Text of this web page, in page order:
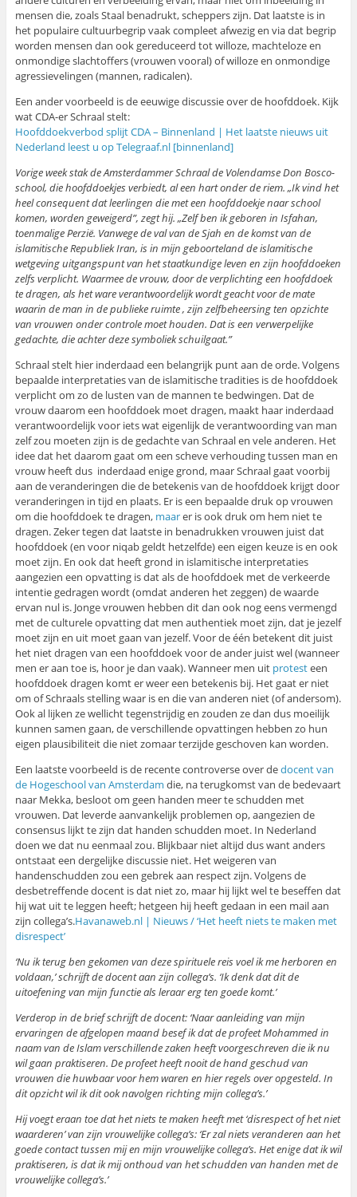
mensen die, zoals Staal benadrukt, scheppers zijn. Dat laatste is in
het populaire cultuurbegrip vaak compleet afwezig en via dat begrip
worden mensen dan ook gereduceerd tot willoze, machteloze en
onmondige slachtoffers (vrouwen vooral) of willoze en onmondige
agressievelingen (mannen, radicalen).
Een ander voorbeeld is de eeuwige discussie over de hoofddoek. Kijk
wat CDA-er Schraal stelt:
Hoofddoekverbod splijt CDA – Binnenland | Het laatste nieuws uit
Nederland leest u op Telegraaf.nl [binnenland]
Vorige week stak de Amsterdammer Schraal de Volendamse Don Bosco-
school, die hoofddoekjes verbiedt, al een hart onder de riem. „Ik vind het
heel consequent dat leerlingen die met een hoofddoekje naar school
komen, worden geweigerd”, zegt hij. „Zelf ben ik geboren in Isfahan,
toenmalige Perzië. Vanwege de val van de Sjah en de komst van de
islamitische Republiek Iran, is in mijn geboorteland de islamitische
wetgeving uitgangspunt van het staatkundige leven en zijn hoofddoeken
zelfs verplicht. Waarmee de vrouw, door de verplichting een hoofddoek
te dragen, als het ware verantwoordelijk wordt geacht voor de mate
waarin de man in de publieke ruimte , zijn zelfbeheersing ten opzichte
van vrouwen onder controle moet houden. Dat is een verwerpelijke
gedachte, die achter deze symboliek schuilgaat.”
Schraal stelt hier inderdaad een belangrijk punt aan de orde. Volgens
bepaalde interpretaties van de islamitische tradities is de hoofddoek
verplicht om zo de lusten van de mannen te bedwingen. Dat de
vrouw daarom een hoofddoek moet dragen, maakt haar inderdaad
verantwoordelijk voor iets wat eigenlijk de verantwoording van man
zelf zou moeten zijn is de gedachte van Schraal en vele anderen. Het
idee dat het daarom gaat om een scheve verhouding tussen man en
vrouw heeft dus inderdaad enige grond, maar Schraal gaat voorbij
aan de veranderingen die de betekenis van de hoofddoek krijgt door
veranderingen in tijd en plaats. Er is een bepaalde druk op vrouwen
om die hoofddoek te dragen, maarer is ook druk om hem niet te
dragen. Zeker tegen dat laatste in benadrukken vrouwen juist dat
hoofddoek (en voor niqab geldt hetzelfde) een eigen keuze is en ook
moet zijn. En ook dat heeft grond in islamitische interpretaties
aangezien een opvatting is dat als de hoofddoek met de verkeerde
intentie gedragen wordt (omdat anderen het zeggen) de waarde
ervan nul is. Jonge vrouwen hebben dit dan ook nog eens vermengd
met de culturele opvatting dat men authentiek moet zijn, dat je jezelf
moet zijn en uit moet gaan van jezelf. Voor de één betekent dit juist
het niet dragen van een hoofddoek voor de ander juist wel (wanneer
men er aan toe is, hoor je dan vaak). Wanneer men uit protesteen
hoofddoek dragen komt er weer een betekenis bij. Het gaat er niet
om of Schraals stelling waar is en die van anderen niet (of andersom).
Ook al lijken ze wellicht tegenstrijdig en zouden ze dan dus moeilijk
kunnen samen gaan, de verschillende opvattingen hebben zo hun
eigen plausibiliteit die niet zomaar terzijde geschoven kan worden.
Een laatste voorbeeld is de recente controverse over dedocent van
de Hogeschool van Amsterdam die, na terugkomst van de bedevaart
naar Mekka, besloot om geen handen meer te schudden met
vrouwen. Dat leverde aanvankelijk problemen op, aangezien de
consensus lijkt te zijn dat handen schudden moet. In Nederland
doen we dat nu eenmaal zou. Blijkbaar niet altijd dus want anders
ontstaat een dergelijke discussie niet. Het weigeren van
handenschudden zou een gebrek aan respect zijn. Volgens de
desbetreffende docent is dat niet zo, maar hij lijkt wel te beseffen dat
hij wat uit te leggen heeft; hetgeen hij heeft gedaan in een mail aan
zijn collega’s.Havanaweb.nl | Nieuws / ‘Het heeft niets te maken met
disrespect’
‘Nu ik terug ben gekomen van deze spirituele reis voel ik me herboren en
voldaan,’ schrijft de docent aan zijn collega’s. ‘Ik denk dat dit de
uitoefening van mijn functie als leraar erg ten goede komt.’
Verderop in de brief schrijft de docent: ‘Naar aanleiding van mijn
ervaringen de afgelopen maand besef ik dat de profeet Mohammed in
naam van de Islam verschillende zaken heeft voorgeschreven die ik nu
wil gaan praktiseren. De profeet heeft nooit de hand geschud van
vrouwen die huwbaar voor hem waren en hier regels over opgesteld. In
dit opzicht wil ik dit ook navolgen richting mijn collega’s.’
Hij voegt eraan toe dat het niets te maken heeft met ‘disrespect of het niet
waarderen’ van zijn vrouwelijke collega’s: ‘Er zal niets veranderen aan het
goede contact tussen mij en mijn vrouwelijke collega’s. Het enige dat ik wil
praktiseren, is dat ik mij onthoud van het schudden van handen met de
vrouwelijke collega’s.’